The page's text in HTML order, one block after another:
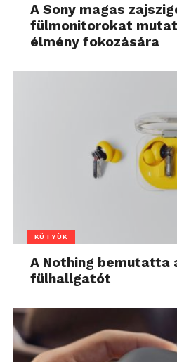
A Sony magas
fülmonitorokat mutat
élmény fokozására
KÜTYÜK
A Nothing bemutatta
fülhallgatót